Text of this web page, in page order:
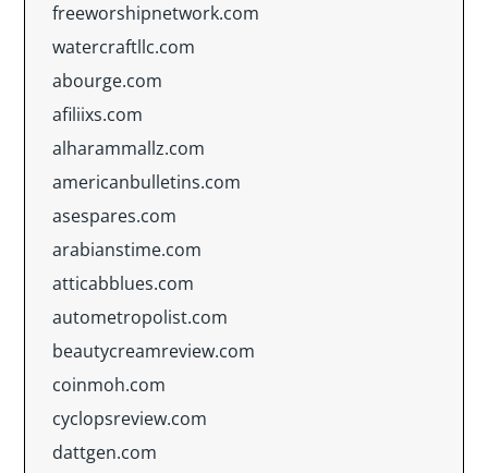
freeworshipnetwork.com
watercraftllc.com
abourge.com
afiliixs.com
alharammallz.com
americanbulletins.com
asespares.com
arabianstime.com
atticabblues.com
autometropolist.com
beautycreamreview.com
coinmoh.com
cyclopsreview.com
dattgen.com